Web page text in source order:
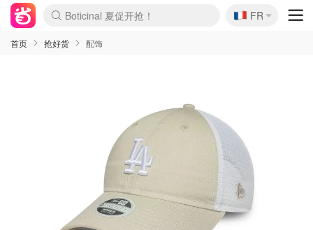
4折！lulu周四疯狂上新
还没结束！&OtherStories大促
Joybuy变相75折 随时失效
速领！Stanley独家85折
疑似霸哥！Camper额外叠85折
Zalando 奥莱闪促！每日更新
Moncler反季囤！5折起+叠9折
Coach Brooklyn仅€192
🇫🇷
FR
首页 抢好货 配饰